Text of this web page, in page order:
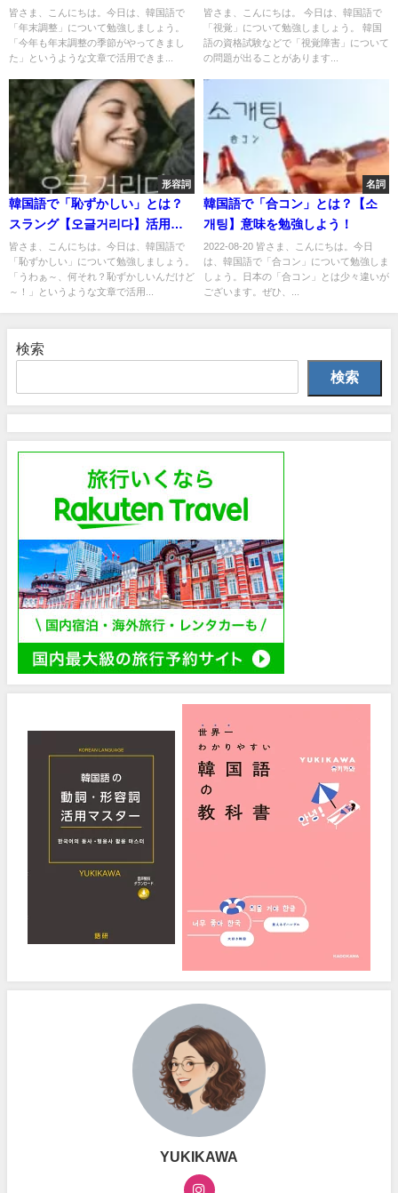
う！
皆さま、こんにちは。今日は、韓国語で
「年末調整」について勉強しましょう。
「今年も年末調整の季節がやってきまし
た」というような文章で活用できま...
皆さま、こんにちは。 今日は、韓国語で
「視覚」について勉強しましょう。 韓国
語の資格試験などで「視覚障害」について
の問題が出ることがあります...
形容詞
韓国語で「恥ずかしい」とは？
スラング【오글거리다】活用し
よう！
皆さま、こんにちは。今日は、韓国語で
「恥ずかしい」について勉強しましょう。
「うわぁ～、何それ？恥ずかしいんだけど
～！」というような文章で活用...
名詞
韓国語で「合コン」とは？【소
개팅】意味を勉強しよう！
2022-08-20 皆さま、こんにちは。今日
は、韓国語で「合コン」について勉強しま
しょう。日本の「合コン」とは少々違いが
ございます。ぜひ、...
検索
検索
YUKIKAWA